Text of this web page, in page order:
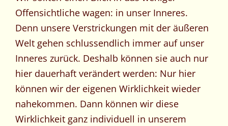
Offensichtliche wagen: in unser Inneres.
Denn unsere Verstrickungen mit der äußeren
Welt gehen schlussendlich immer auf unser
Inneres zurück. Deshalb können sie auch nur
hier dauerhaft verändert werden: Nur hier
können wir der eigenen Wirklichkeit wieder
nahekommen. Dann können wir diese
Wirklichkeit ganz individuell in unserem